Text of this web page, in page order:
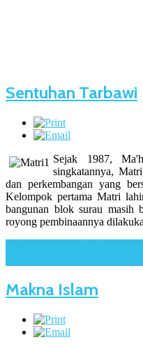
Sentuhan Tarbawi
Sejak 1987,
singkatannya,
dan perkembangan yang
Kelompok pertama Matri
bangunan blok surau masih
royong pembinaannya
Makna Islam